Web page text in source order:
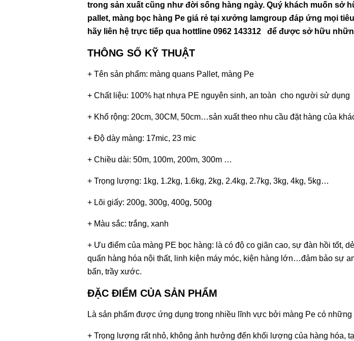
trong sản xuất cũng như đời sống hàng ngày. Quý khách muốn sở
pallet, màng bọc hàng Pe giá rẻ tại xưởng lamgroup đáp ứng mọi
hãy liên hệ trực tiếp qua hottline 0962 143312 để được sở hữu
THÔNG SỐ KỸ THUẬT
+ Tên sản phẩm: màng quans Pallet, màng Pe
+ Chất liệu: 100% hạt nhựa PE nguyên sinh, an toàn cho người sử dụng
+ Khổ rộng: 20cm, 30CM, 50cm…sản xuất theo nhu cầu đặt hàng của
+ Độ dày màng: 17mic, 23 mic
+ Chiều dài: 50m, 100m, 200m, 300m …
+ Trọng lượng: 1kg, 1.2kg, 1.6kg, 2kg, 2.4kg, 2.7kg, 3kg, 4kg, 5kg…
+ Lõi giấy: 200g, 300g, 400g, 500g
+ Màu sắc: trắng, xanh
+ Ưu điểm của màng PE bọc hàng: là có độ co giãn cao, sự đàn hồi tốt,
quấn hàng hóa nội thất, linh kiện máy móc, kiện hàng lớn…đảm bảo sự
bẩn, trầy xước.
ĐẶC ĐIỂM CỦA SẢN PHẨM
Là sản phẩm được ứng dụng trong nhiều lĩnh vực bởi màng Pe có
+ Trọng lượng rất nhỏ, không ảnh hưởng đến khối lượng của hàng hóa,